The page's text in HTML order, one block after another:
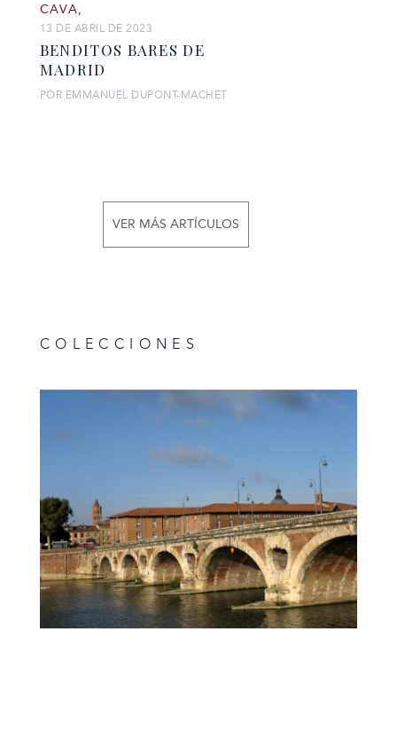
CAVA,
13 DE ABRIL DE 2023
BENDITOS BARES DE
MADRID
POR EMMANUEL DUPONT-MACHET
VER MÁS ARTÍCULOS
COLECCIONES